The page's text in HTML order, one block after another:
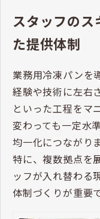
スタッフのス
た提供体制
業務用冷凍パンを
経験や技術に左右
といった工程をマ
変わっても一定水
均一化につながりま
特に、複数拠点を
ッフが入れ替わる
体制づくりが重要で